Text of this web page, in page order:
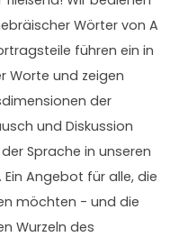
Wörter von A
führen ein in
Worte und zeigen
der
und Diskussion
Sprache in unseren
Angebot für alle, die
möchten - und die
Wurzeln des